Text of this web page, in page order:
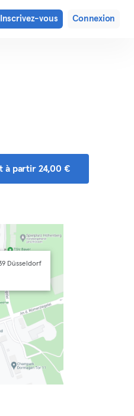
Inscrivez-vous Connexion
à partir 24,00 €
Düsseldorf